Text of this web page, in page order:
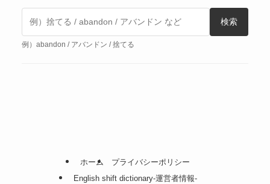
検索
例）abandon / アバンドン / 捨てる
ホーム
プライバシーポリシー
English shift dictionary-運営者情報-